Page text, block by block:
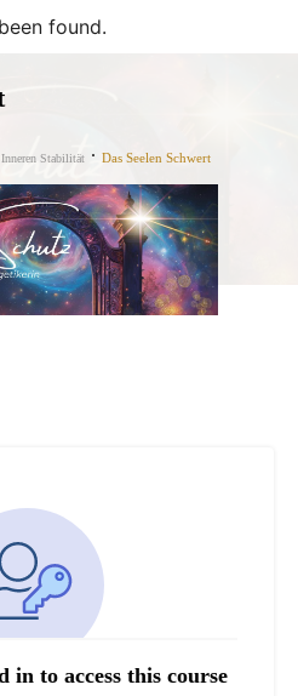
found.
Stabilität Das Seelen Schwert
in to access this course